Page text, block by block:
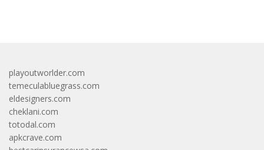
playoutworlder.com
temeculabluegrass.com
eldesigners.com
cheklani.com
totodal.com
apkcrave.com